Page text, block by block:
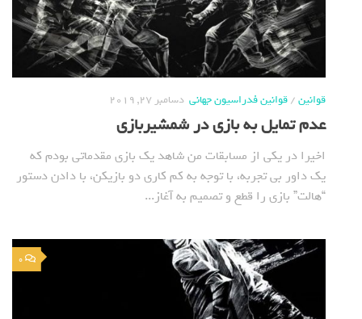
قوانین/قوانین فدراسیون جهانی دسامبر 27, 2019
عدم تمایل به بازی در شمشیربازی
اخیرا در یکی از مسابقات من شاهد یک بازی مقدماتی بودم که
یک داور بی تجربه، با توجه به کم کاری دو بازیکن، با دادن دستور
“هالت” بازی را قطع و تصمیم به آغاز...
0